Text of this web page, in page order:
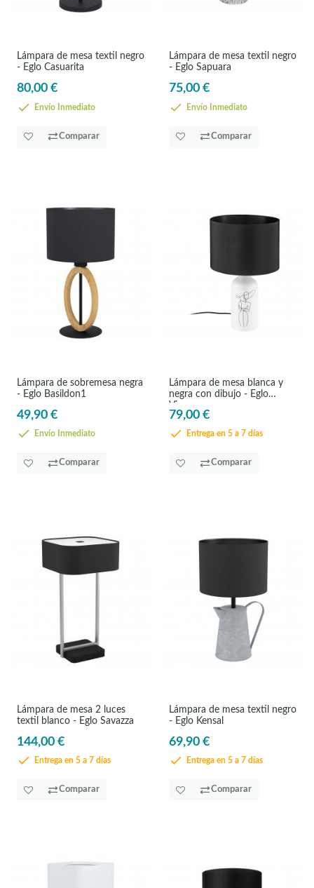
Lámpara de mesa textil negro
- Eglo Casuarita
80,00 €
Envío Inmediato
Comparar
Lámpara de mesa textil negro
- Eglo Sapuara
75,00 €
Envío Inmediato
Comparar
Lámpara de sobremesa negra
- Eglo Basildon1
49,90 €
Envío Inmediato
Comparar
Lámpara de mesa blanca y
negra con dibujo - Eglo
Vinoza
79,00 €
Entrega en 5 a 7 días
Comparar
Lámpara de mesa 2 luces
textil blanco - Eglo Savazza
144,00 €
Entrega en 5 a 7 días
Comparar
Lámpara de mesa textil negro
- Eglo Kensal
69,90 €
Entrega en 5 a 7 días
Comparar